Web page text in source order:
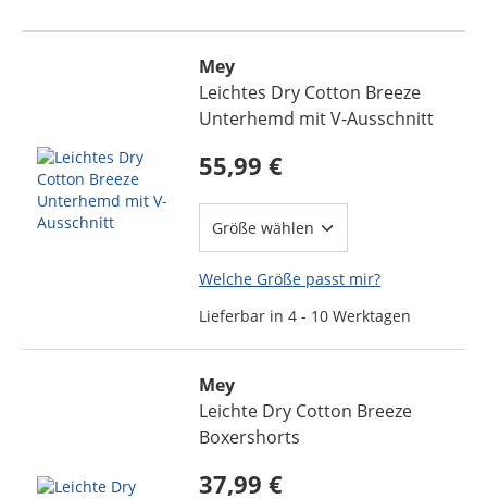
Mey
Leichtes Dry Cotton Breeze
Unterhemd mit V-Ausschnitt
55,99 €
Welche Größe passt mir?
Lieferbar in 4 - 10 Werktagen
Mey
Leichte Dry Cotton Breeze
Boxershorts
37,99 €